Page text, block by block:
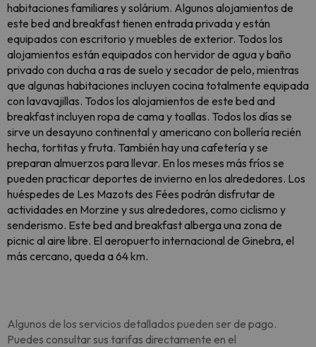
habitaciones familiares y solárium. Algunos alojamientos de
este bed and breakfast tienen entrada privada y están
equipados con escritorio y muebles de exterior. Todos los
alojamientos están equipados con hervidor de agua y baño
privado con ducha a ras de suelo y secador de pelo, mientras
que algunas habitaciones incluyen cocina totalmente equipada
con lavavajillas. Todos los alojamientos de este bed and
breakfast incluyen ropa de cama y toallas. Todos los días se
sirve un desayuno continental y americano con bollería recién
hecha, tortitas y fruta. También hay una cafetería y se
preparan almuerzos para llevar. En los meses más fríos se
pueden practicar deportes de invierno en los alrededores. Los
huéspedes de Les Mazots des Fées podrán disfrutar de
actividades en Morzine y sus alrededores, como ciclismo y
senderismo. Este bed and breakfast alberga una zona de
picnic al aire libre. El aeropuerto internacional de Ginebra, el
más cercano, queda a 64 km.
Algunos de los servicios detallados pueden ser de pago.
Puedes consultar sus tarifas directamente en el